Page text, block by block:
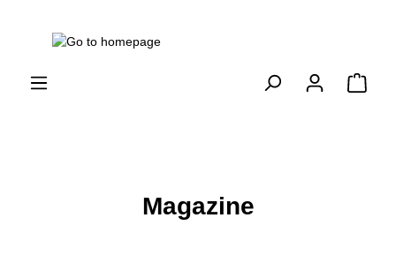
Magazine